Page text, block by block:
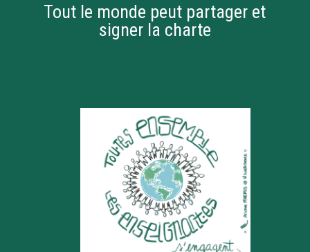
Tout le monde peut partager et
signer la charte